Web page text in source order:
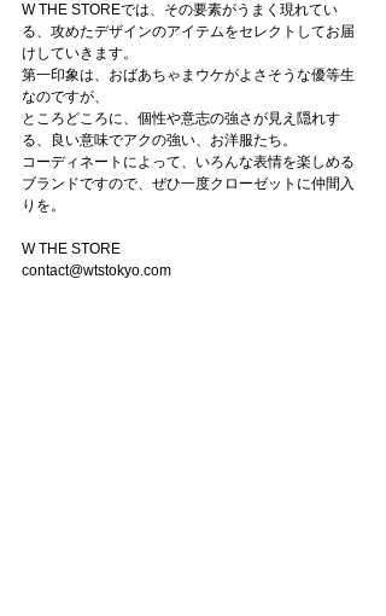
W THE STOREでは、その要素がうまく現れてい
る、攻めたデザインのアイテムをセレクトしてお届
けしていきます。
第一印象は、おばあちゃまウケがよさそうな優等生
なのですが、
ところどころに、個性や意志の強さが見え隠れす
る、良い意味でアクの強い、お洋服たち。
コーディネートによって、いろんな表情を楽しめる
ブランドですので、ぜひ一度クローゼットに仲間入
りを。
W THE STORE
contact@wtstokyo.com